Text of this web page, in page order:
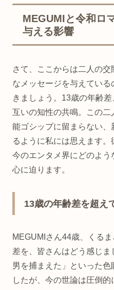
MEGUMIと令和ロ
与える影響
さて、ここからは二人の
なメッセージを与えてい
きましょう。13歳の年齢
互いの知性の共鳴。この
能ゴシップに留まらない
るように私には思えます
今のエンタメ界にどのよ
心に迫ります。
13歳の年齢差を超え
MEGUMIさん44歳、くる
差を、皆さんはどう感じ
男を捕まえた」といった色
したが、今の世論は圧倒的